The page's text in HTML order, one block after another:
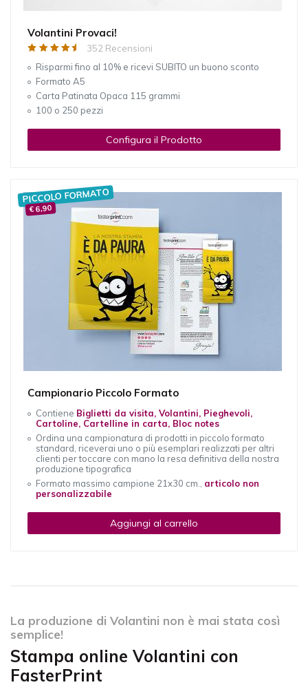
Volantini Provaci!
352 Recensioni
Risparmi fino al 10% e ricevi SUBITO un buono sconto
Formato A5
Carta Patinata Opaca 115 grammi
100 o 250 pezzi
Configura il Prodotto
PICCOLO FORMATO
€ 6,90
Campionario Piccolo Formato
Contiene Biglietti da visita, Volantini, Pieghevoli,
Cartoline, Cartelline in carta, Bloc notes
Ordina una campionatura di prodotti in piccolo formato
standard, riceverai uno o più esemplari realizzati per altri
clienti per toccare con mano la resa definitiva della nostra
produzione tipografica
Formato massimo campione 21x30 cm., articolo non
personalizzabile
Aggiungi al carrello
La produzione di Volantini non è mai stata così
semplice!
Stampa online Volantini con
FasterPrint